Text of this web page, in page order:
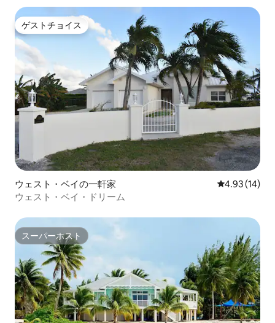
ゲストチョイス
ゲストチョイス
ウェスト・ベイの一軒家 レビュー14
4.93 (14)
ウェスト・ベイ・ドリーム
スーパーホスト
スーパーホスト